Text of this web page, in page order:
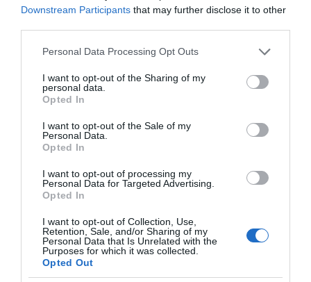
Downstream Participants that may further disclose it to other
Please note that this website/app uses one or more Google
not limited to your visit or usage behaviour. You may click to
grant or deny consent to Google and its third-party tags to
use your data for below specified purposes in below Google
consent section.
Personal Data Processing Opt Outs
I want to opt-out of the Sharing of my
personal data.
Opted In
I want to opt-out of the Sale of my
Personal Data.
Opted In
I want to opt-out of processing my
Personal Data for Targeted Advertising.
Opted In
I want to opt-out of Collection, Use,
Retention, Sale, and/or Sharing of my
Personal Data that Is Unrelated with the
Purposes for which it was collected.
Opted Out
ΠΑΥΛΟΣ ΜΑΡΙΝΑΚΗΣ: «ΔΕΝ ΗΘΕΛΑ ΝΑ ΑΦΗΣΩ ΣΤΟΝ
ΕΠΟΜΕΝΟ ΜΙΑ ΚΑΥΤΗ ΠΑΤΑΤΑ»
Ο κυβερνητικός εκπρόσωπος,
χαρτιά του στις «Τυπολογίες»
των Μέσων Μαζικής
Ενημέρωσης. Σε μια εφ’ όλης της ύλης
συνέντευξη στον Βασίλη Κουφόπουλο, αναλύει
το χρονοδιάγραμμα για τις περιφερειακές και
ραδιοφωνικές άδειες, το πακέτο στήριξης των 80
εκατομμυρίων ευρώ για τον Τύπο, αλλά και την
πρωτοβουλία για την άρση της ανωνυμίας στο
διαδίκτυο.